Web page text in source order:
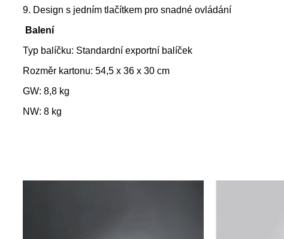
9. Design s jedním tlačítkem pro snadné ovládání
Balení
Typ balíčku: Standardní exportní balíček
Rozměr kartonu: 54,5 x 36 x 30 cm
GW: 8,8 kg
NW: 8 kg